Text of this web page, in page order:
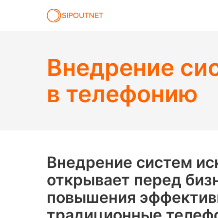
Внедрение
в телефонию
Внедрение систем
открывает перед
повышения